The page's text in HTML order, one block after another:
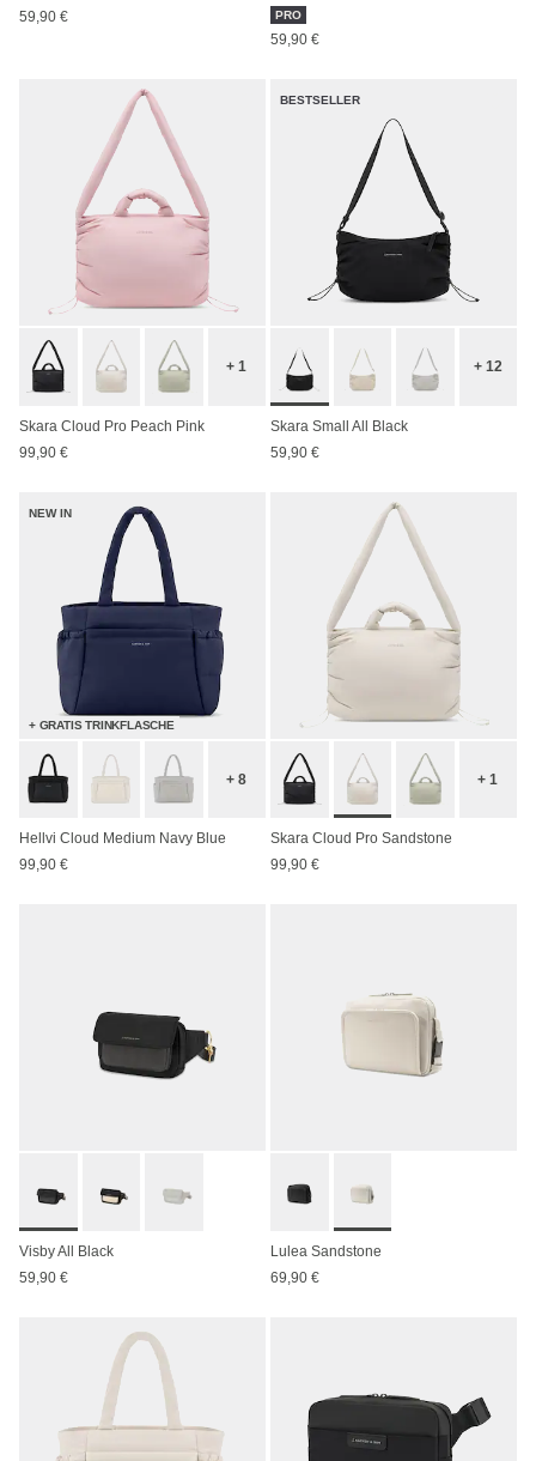
59,90 €
PRO
59,90 €
+ 1
Skara Cloud Pro Peach Pink
99,90 €
BESTSELLER
+ 12
Skara Small All Black
59,90 €
NEW IN
+ GRATIS TRINKFLASCHE
+ 8
Hellvi Cloud Medium Navy Blue
99,90 €
+ 1
Skara Cloud Pro Sandstone
99,90 €
Visby All Black
59,90 €
Lulea Sandstone
69,90 €